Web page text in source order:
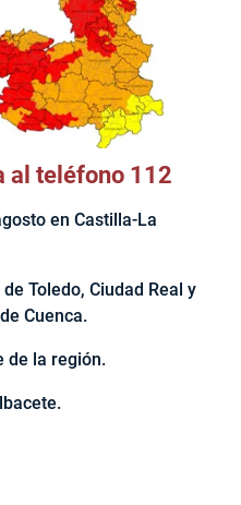
al teléfono 112
en Castilla-La
Toledo, Ciudad Real y
Cuenca.
de la región.